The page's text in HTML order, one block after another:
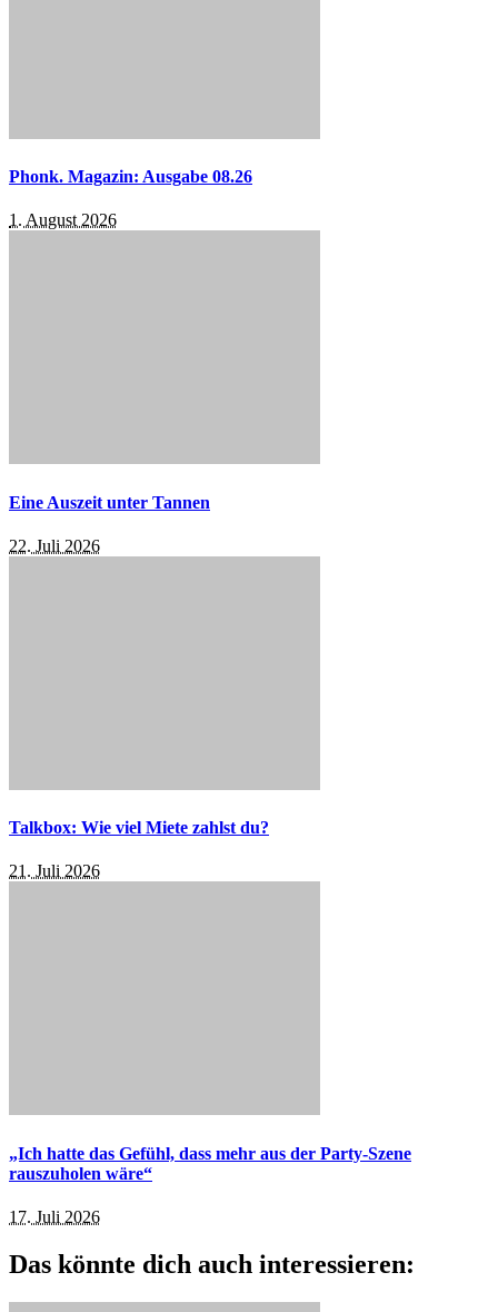
Phonk. Magazin: Ausgabe 08.26
1. August 2026
Eine Auszeit unter Tannen
22. Juli 2026
Talkbox: Wie viel Miete zahlst du?
21. Juli 2026
„Ich hatte das Gefühl, dass mehr aus der Party-Szene
rauszuholen wäre“
17. Juli 2026
Das könnte dich auch interessieren: